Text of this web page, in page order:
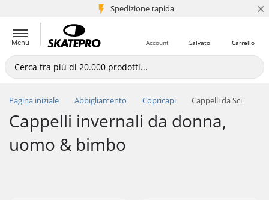
Spedizione rapida
+5 mln di clienti ×
Menu Carrello
Salvato
Account
Pagina iniziale Abbigliamento Copricapi Cappelli da Sci
Cappelli invernali da donna,
uomo & bimbo